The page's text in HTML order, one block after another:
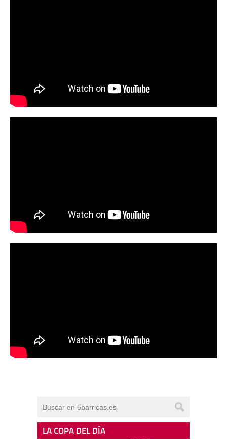
LA COPA DEL DÍA